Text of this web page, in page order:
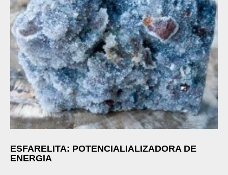
ESFARELITA: POTENCIALIALIZADORA DE
ENERGIA